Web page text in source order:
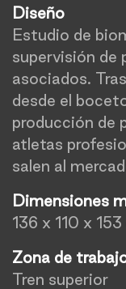
Diseño
Estudio de
supervisión de
asociados.
desde el
producción de
atletas
salen al
Dimensiones
136 x 110 x
Zona de
Tren superior